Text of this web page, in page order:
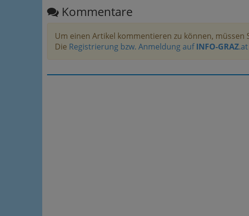
Kommentare
Um einen Artikel kommentieren zu können, müssen
Die Registrierung bzw. Anmeldung aufINFO-GRAZ.at